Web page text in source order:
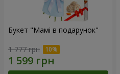
Букет "Мамі в подарунок"
1 777 грн